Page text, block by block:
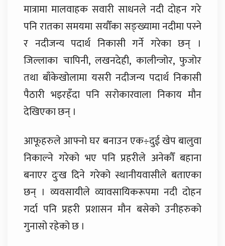
मात्रामा मालवाहक सवारी साधनले नदी दोहन गरे
पनि रातका समयमा सयौँका सङ्ख्यामा नदीमा पस्ने
र नदीजन्य पदार्थ निकासी गर्ने गरेका छन् ।
जिल्लाका चापिनी, लखनदेही, कालीन्जोर, फुजोर
तथा बाँकेखोलामा यसरी नदीजन्य पदार्थ निकासी
पैठारी भइरहँदा पनि सरोकारवाला निकाय मौन
देखिएका छन् ।
आफूहरुले आफ्नो घर बनाउन एक÷दुई खेप बालुवा
निकाल्ने गरेको भए पनि प्रहरीले अनेकौँ बहाना
बनाएर दुःख दिने गरेको स्थानीयवासीले बताएका
छन् । व्यवसायीले व्यावसायिकरूपमा नदी दोहन
गर्दा पनि प्रहरी प्रशासन मौन बसेको उनीहरुको
गुनासो रहेको छ ।